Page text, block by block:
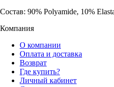
Состав: 90% Polyamide, 10%
Компания
О компании
Оплата и доставка
Возврат
Где купить?
Личный кабинет